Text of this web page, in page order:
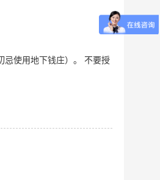
忌使用地下钱庄）。 不要授